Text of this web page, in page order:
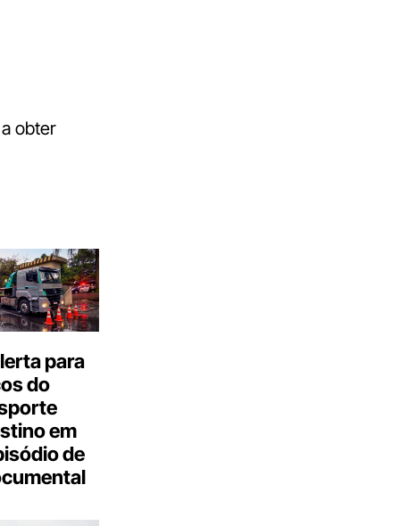
obter
para
do
em
de